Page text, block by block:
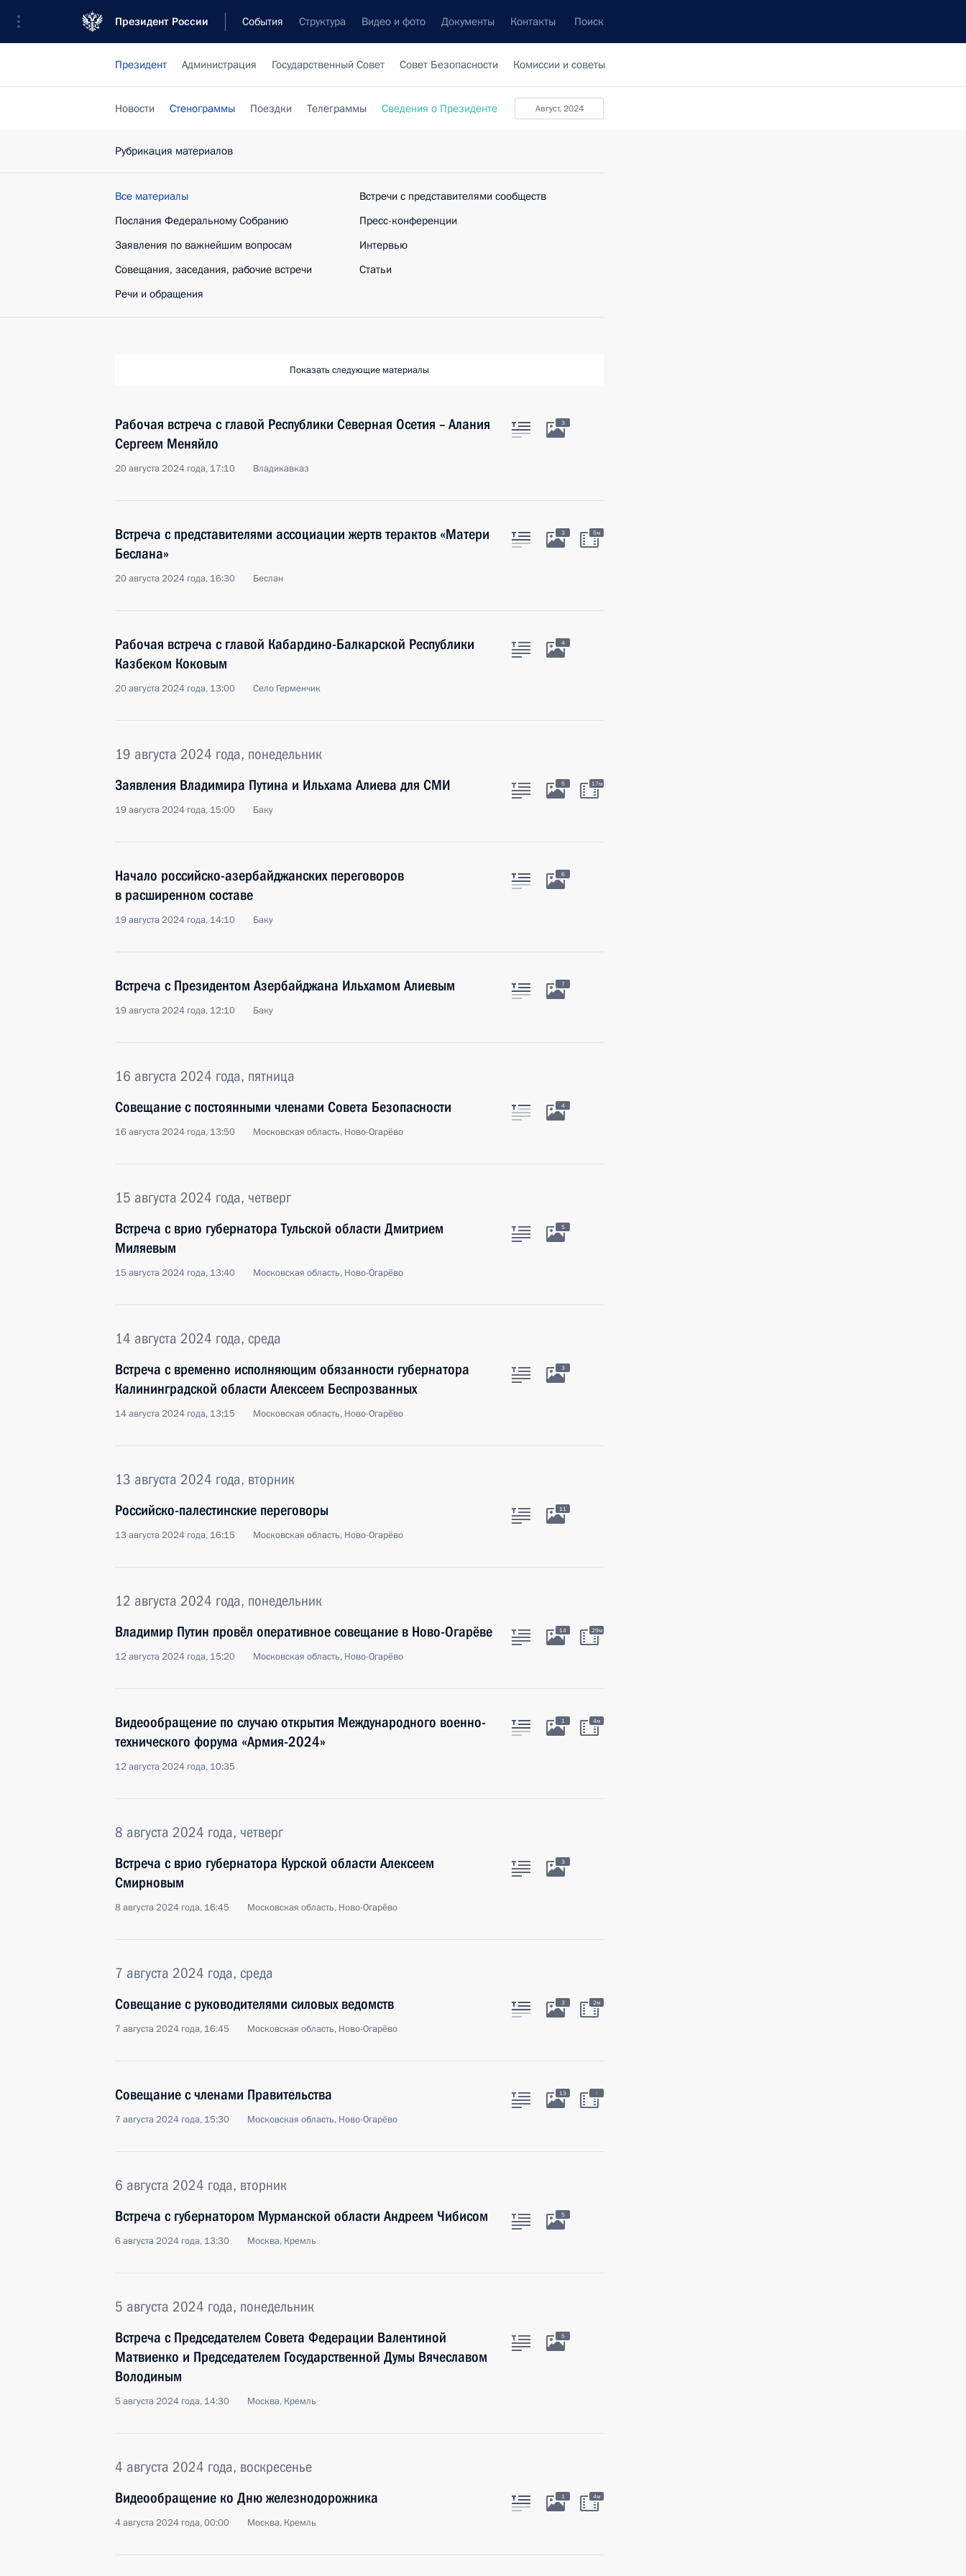
Президент России События Структура Видео и фото Документы Контакты Поиск
Президент Администрация Государственный Совет Совет Безопасности Комиссии и советы
август, 2024
Новости Стенограммы Поездки Телеграммы Сведения о Президенте
Рубрикация материалов
Все материалы
Послания Федеральному Собранию
Заявления по важнейшим вопросам
Совещания, заседания, рабочие встречи
Речи и обращения
Встречи с представителями сообществ
Пресс-конференции
Интервью
Статьи
Показать следующие материалы
Рабочая встреча с главой Республики Северная Осетия – Алания
Сергеем Меняйло
20 августа 2024 года, 17:10 Владикавказ
3
Встреча с представителями ассоциации жертв терактов «Матери
Беслана»
20 августа 2024 года, 16:30 Беслан
3 5м
Рабочая встреча с главой Кабардино-Балкарской Республики
Казбеком Коковым
20 августа 2024 года, 13:00 Село Герменчик
4
19 августа 2024 года, понедельник
Заявления Владимира Путина и Ильхама Алиева для СМИ
19 августа 2024 года, 15:00 Баку
5 17м
Начало российско-азербайджанских переговоров
в расширенном составе
19 августа 2024 года, 14:10 Баку
6
Встреча с Президентом Азербайджана Ильхамом Алиевым
19 августа 2024 года, 12:10 Баку
7
16 августа 2024 года, пятница
Совещание с постоянными членами Совета Безопасности
16 августа 2024 года, 13:50 Московская область, Ново-Огарёво
4
15 августа 2024 года, четверг
Встреча с врио губернатора Тульской области Дмитрием
Миляевым
15 августа 2024 года, 13:40 Московская область, Ново-Огарёво
5
14 августа 2024 года, среда
Встреча с временно исполняющим обязанности губернатора
Калининградской области Алексеем Беспрозванных
14 августа 2024 года, 13:15 Московская область, Ново-Огарёво
3
13 августа 2024 года, вторник
Российско-палестинские переговоры
13 августа 2024 года, 16:15 Московская область, Ново-Огарёво
11
12 августа 2024 года, понедельник
Владимир Путин провёл оперативное совещание в Ново-Огарёве
12 августа 2024 года, 15:20 Московская область, Ново-Огарёво
14 29м
Видеообращение по случаю открытия Международного военно-
технического форума «Армия-2024»
12 августа 2024 года, 10:35
1 4м
8 августа 2024 года, четверг
Встреча с врио губернатора Курской области Алексеем
Смирновым
8 августа 2024 года, 16:45 Московская область, Ново-Огарёво
3
7 августа 2024 года, среда
Совещание с руководителями силовых ведомств
7 августа 2024 года, 16:45 Московская область, Ново-Огарёво
3 2м
Совещание с членами Правительства
7 августа 2024 года, 15:30 Московская область, Ново-Огарёво
13 :
6 августа 2024 года, вторник
Встреча с губернатором Мурманской области Андреем Чибисом
6 августа 2024 года, 13:30 Москва, Кремль
5
5 августа 2024 года, понедельник
Встреча с Председателем Совета Федерации Валентиной
Матвиенко и Председателем Государственной Думы Вячеславом
Володиным
5 августа 2024 года, 14:30 Москва, Кремль
5
4 августа 2024 года, воскресенье
Видеообращение ко Дню железнодорожника
4 августа 2024 года, 00:00 Москва, Кремль
1 4м